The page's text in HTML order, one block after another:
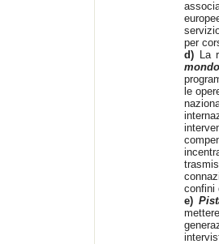
per
d) La
mondo
le
confini
e)